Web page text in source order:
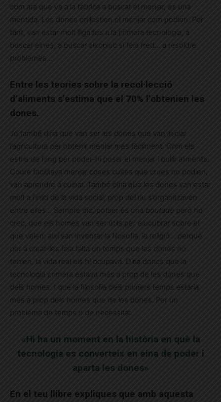
com ara que va a la fàbrica a buscar el menjar, és una
mentida. Les dones enllestien el menjar com podien. Per
tant, van estar molt lligades a la primera tecnologia, a
buscar eines, a buscar aixopluc si feia fred… a resoldre
problemes…
Entre les teories sobre la recol·lecció
d’aliments s’estima que el 70% l’obtenien les
dones.
Jo també diria que van ser les dones que van iniciar
l’agricultura per obtenir menjar més fàcilment. Com els
estris de fang per poder-hi posar el menjar i bullir aliments.
Coure facilitava menjar coses cuites que crues no podien,
van aprendre a cuinar. També diria que les dones van estar
molt a l’inici de la vida social; prop del riu s’organitzaven
entre elles… Sempre dic, potser és una boutade però ho
crec, que els homes van ser útils per elucubrar sobre el
que veien; així van inventar la filosofia, la religió… perquè
per a crear-les feia falta un temps que les dones no
tenien, la vida real els hi ocupava. Diria doncs que la
tecnologia primera estava més a prop de les dones que
dels homes. I que la filosofia dels primers temps estaria
més a prop dels homes que de les dones. Per un
problema de temps o de necessitat.
«Hi ha un moment en la història en què la
tecnologia es converteix en eina de poder i
aparta les dones»
En el teu llibre expliques que amb aquesta